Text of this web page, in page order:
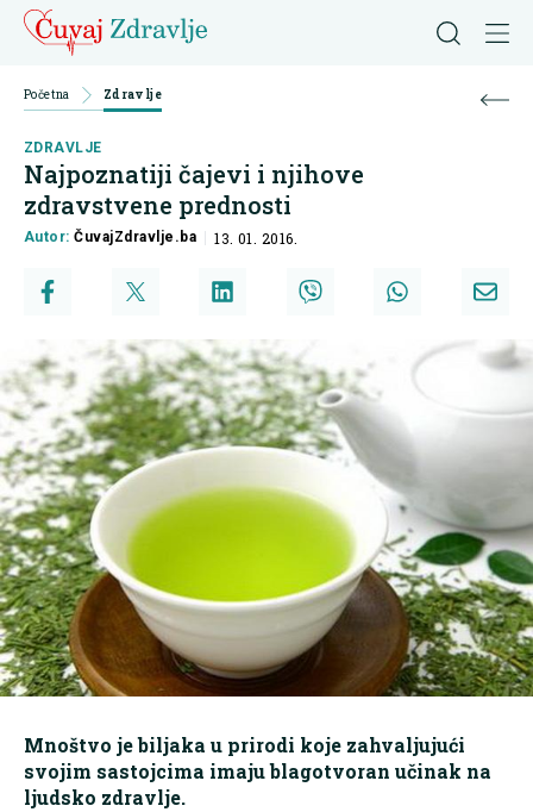
Početna Zdravlje
ZDRAVLJE
Najpoznatiji čajevi i njihove
zdravstvene prednosti
Autor:ČuvajZdravlje.ba 13. 01. 2016.
Mnoštvo je biljaka u prirodi koje zahvaljujući
svojim sastojcima imaju blagotvoran učinak na
ljudsko zdravlje.